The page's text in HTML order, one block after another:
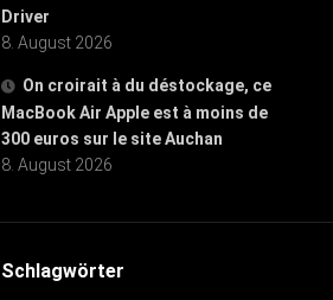
Driver
8. August 2026
On croirait à du déstockage, ce
MacBook Air Apple est à moins de
300 euros sur le site Auchan
8. August 2026
Schlagwörter